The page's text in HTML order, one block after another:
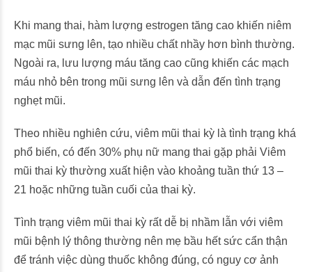
Khi mang thai, hàm lượng estrogen tăng cao khiến niêm
mạc mũi sưng lên, tạo nhiều chất nhầy hơn bình thường.
Ngoài ra, lưu lượng máu tăng cao cũng khiến các mạch
máu nhỏ bên trong mũi sưng lên và dẫn đến tình trạng
nghẹt mũi.
Theo nhiều nghiên cứu, viêm mũi thai kỳ là tình trạng khá
phổ biến, có đến 30% phụ nữ mang thai gặp phải Viêm
mũi thai kỳ thường xuất hiện vào khoảng tuần thứ 13 –
21 hoặc những tuần cuối của thai kỳ.
Tình trạng viêm mũi thai kỳ rất dễ bị nhầm lẫn với viêm
mũi bệnh lý thông thường nên mẹ bầu hết sức cẩn thận
để tránh việc dùng thuốc không đúng, có nguy cơ ảnh